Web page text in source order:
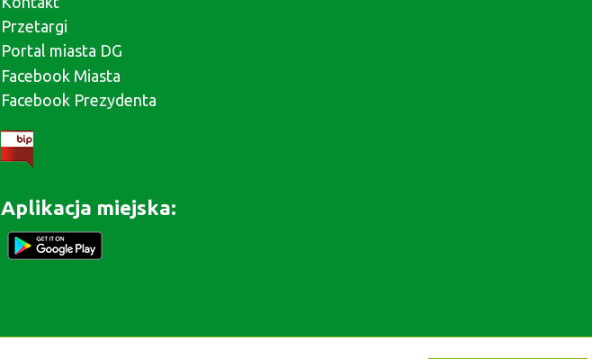
Przetargi
Portal miasta DG
Facebook Miasta
Facebook Prezydenta
Aplikacja miejska: